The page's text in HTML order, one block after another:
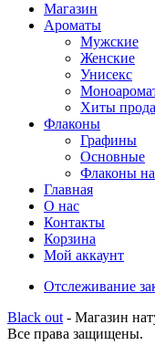
Магазин
Ароматы
Мужские
Женские
Унисекс
Хиты
Флаконы
Графины
Основные
Флаконы
Главная
О нас
Контакты
Корзина
Мой аккаунт
Отслеживание
Black out - Магазин
Все права защищены.